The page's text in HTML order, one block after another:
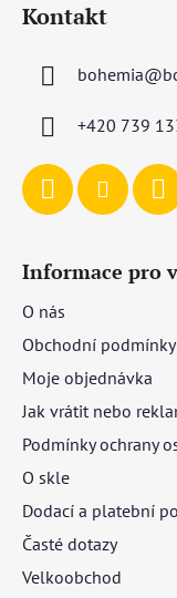
Kontakt
bohemia@
+420 739
Informace pro
O nás
Obchodní podmínky
Moje objednávka
Jak vrátit nebo
Podmínky ochrany
O skle
Dodací a platební
Časté dotazy
Velkoobchod